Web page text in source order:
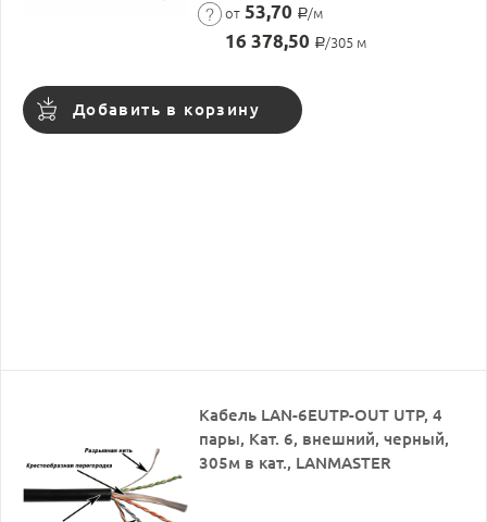
от 53,70 Р/м
16 378,50 Р/305 м
Добавить в корзину
Кабель LAN-6EUTP-OUT UTP, 4
пары, Кат. 6, внешний, черный,
305м в кат., LANMASTER